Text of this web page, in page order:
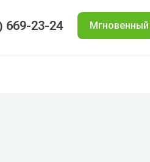
669-23-24 Мгновенный